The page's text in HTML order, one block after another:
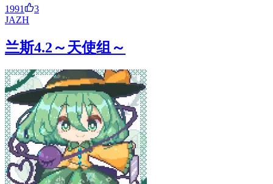
1991
3
JAZH
兰斯4.2～天使组～